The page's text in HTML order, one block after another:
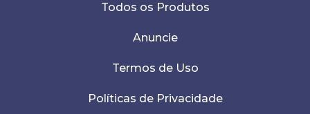
Todos os Produtos
Anuncie
Termos de Uso
Políticas de Privacidade